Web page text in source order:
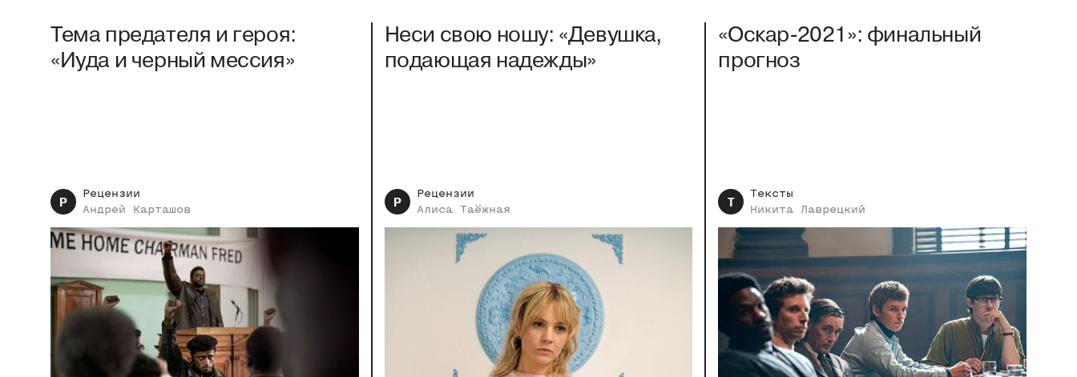
Тема предателя и героя:
«Иуда и черный мессия»
Р
Рецензии
Андрей
Карташов
Неси свою ношу: «Девушка,
подающая надежды»
Р
Рецензии
Алиса
Таёжная
«Оскар-2021»: финальный
прогноз
Т
Тексты
Никита
Лаврецкий